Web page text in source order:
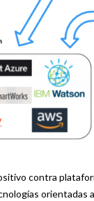
contra
orientadas